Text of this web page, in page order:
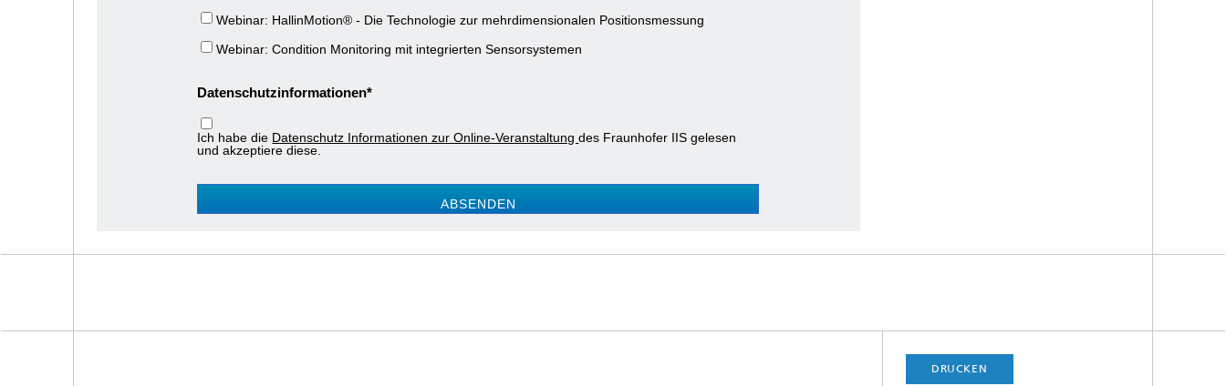
Webinar: HallinMotion® - Die Technologie zur mehrdimensionalen Positionsmessung
Webinar: Condition Monitoring mit integrierten Sensorsystemen
Datenschutzinformationen
Ich habe die Datenschutz Informationen zur Online-Veranstaltungdes Fraunhofer IIS gelesen
und akzeptiere diese.
ABSENDEN
DRUCKEN